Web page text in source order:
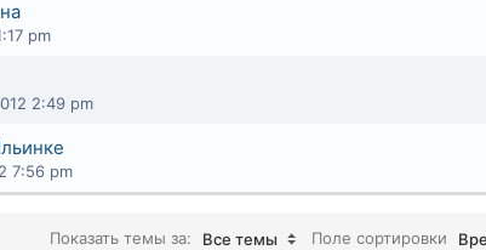
pm
2:49 pm
7:56 pm
Показать темы за: Все темы Поле сортировки